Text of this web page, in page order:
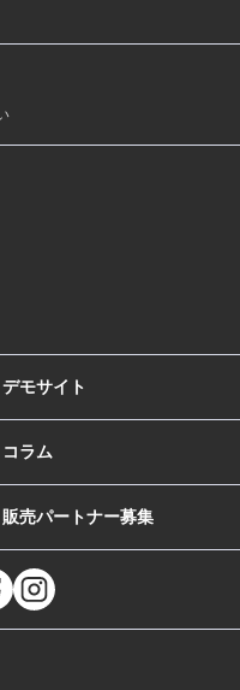
デモサイト
コラム
販売パートナー募集